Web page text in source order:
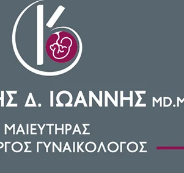
04.06.2026 15:28
Πώς να αποφύγετε τη νύστα